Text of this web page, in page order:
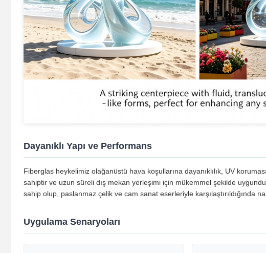
Dayanıklı Yapı ve Performans
Fiberglas heykelimiz olağanüstü hava koşullarına dayanıklılık, UV
sahiptir ve uzun süreli dış mekan yerleşimi için mükemmel şekilde
sahip olup, paslanmaz çelik ve cam sanat eserleriyle karşılaştırıldığında
Uygulama Senaryoları